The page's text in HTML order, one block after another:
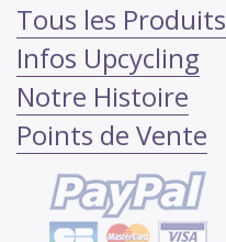
Tous les Produits
Infos Upcycling
Notre Histoire
Points de Vente